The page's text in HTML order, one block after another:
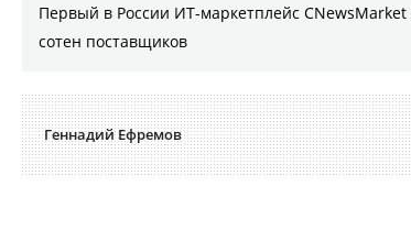
Первый в России ИТ-маркетплейс
сотен поставщиков
Геннадий Ефремов